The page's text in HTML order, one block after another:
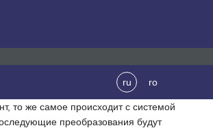
ru ro
вы вращаете или
то же самое происходит с системой
преобразования будут